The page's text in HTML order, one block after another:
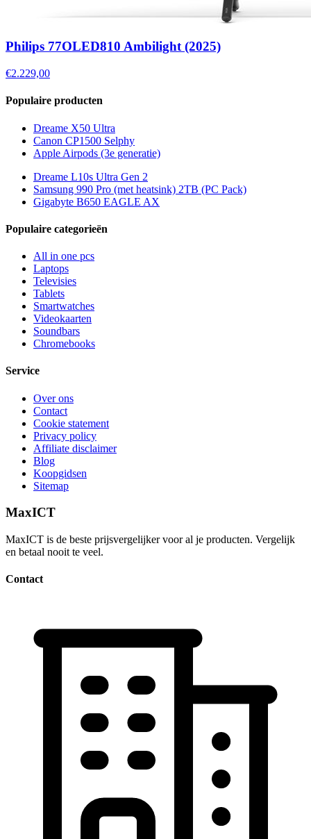
Philips 77OLED810 Ambilight (2025)
€2.229,00
Populaire producten
Dreame X50 Ultra
Canon CP1500 Selphy
Apple Airpods (3e generatie)
Dreame L10s Ultra Gen 2
Samsung 990 Pro (met heatsink) 2TB (PC Pack)
Gigabyte B650 EAGLE AX
Populaire categorieën
All in one pcs
Laptops
Televisies
Tablets
Smartwatches
Videokaarten
Soundbars
Chromebooks
Service
Over ons
Contact
Cookie statement
Privacy policy
Affiliate disclaimer
Blog
Koopgidsen
Sitemap
MaxICT
MaxICT is de beste prijsvergelijker voor al je producten. Vergelijk
en betaal nooit te veel.
Contact